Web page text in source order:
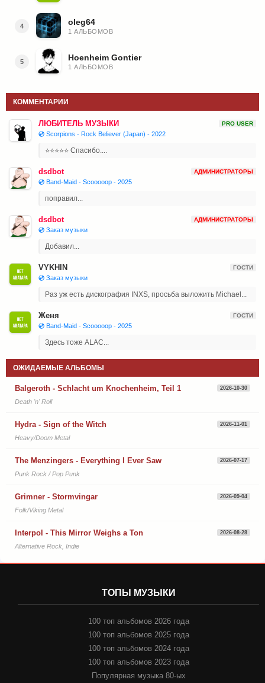
4 oleg64
1 АЛЬБОМОВ
5 Hoenheim Gontier
1 АЛЬБОМОВ
КОММЕНТАРИИ
ЛЮБИТЕЛЬ МУЗЫКИ PRO USER
💿 Scorpions - Rock Believer (Japan) - 2022
⭐⭐⭐⭐⭐ Спасибо....
dsdbot АДМИНИСТРАТОРЫ
💿 Band-Maid - Scooooop - 2025
поправил...
dsdbot АДМИНИСТРАТОРЫ
💿 Заказ музыки
Добавил...
VYKHIN ГОСТИ
💿 Заказ музыки
Раз уж есть дискография INXS, просьба выложить Michael...
Женя ГОСТИ
💿 Band-Maid - Scooooop - 2025
Здесь тоже ALAC...
ОЖИДАЕМЫЕ АЛЬБОМЫ
Balgeroth - Schlacht um Knochenheim, Teil 1 2026-10-30
Death 'n' Roll
Hydra - Sign of the Witch 2026-11-01
Heavy/Doom Metal
The Menzingers - Everything I Ever Saw 2026-07-17
Punk Rock / Pop Punk
Grimner - Stormvingar 2026-09-04
Folk/Viking Metal
Interpol - This Mirror Weighs a Ton 2026-08-28
Alternative Rock, Indie
ТОПЫ МУЗЫКИ
100 топ альбомов 2026 года
100 топ альбомов 2025 года
100 топ альбомов 2024 года
100 топ альбомов 2023 года
Популярная музыка 80-ых